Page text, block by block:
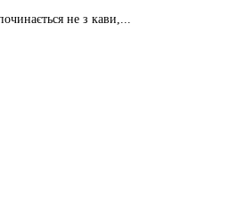
не з кави,...